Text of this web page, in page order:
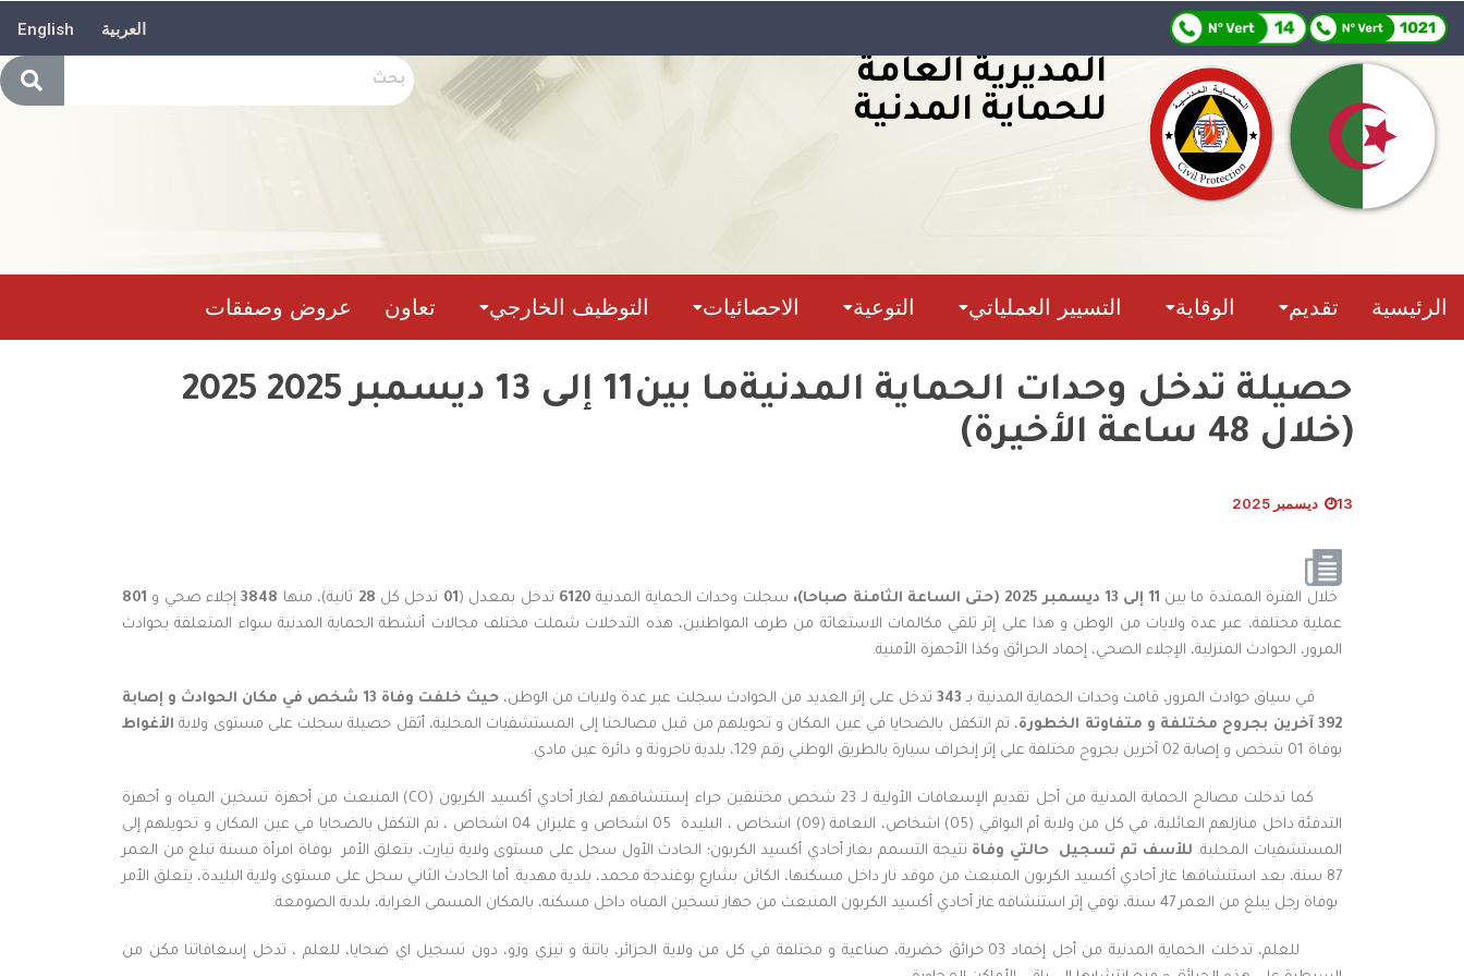
العربية English
المديرية العامة
للحماية المدنية
الرئيسية تقديم الوقاية التسيير العملياتي التوعية الاحصائيات التوظيف الخارجي تعاون عروض وصفقات
حصيلة تدخل وحدات الحماية المدنيةما بين11 إلى 13 ديسمبر 2025 2025
(خلال 48 ساعة الأخيرة)
13 ديسمبر 2025
خلال الفترة الممتدة ما بين 11 إلى 13 ديسمبر 2025 (حتى الساعة الثامنة صباحا)، سجلت وحدات الحماية المدنية 6120 تدخل بمعدل (01 تدخل كل 28 ثانية)، منها 3848إجلاء صحي و 801
عملية مختلفة، عبر عدة ولايات من الوطن و هذا على إثر تلقي مكالمات الاستغاثة من طرف المواطنين، هذه التدخلات شملت مختلف مجالات أنشطة الحماية المدنية سواء المتعلقة بحوادث
المرور، الحوادث المنزلية، الإجلاء الصحي، إخماد الحرائق وكذا الأجهزة الأمنية.
في سياق حوادث المرور، قامت وحدات الحماية المدنية بـ 343تدخل على إثر العديد من الحوادث سجلت عبر عدة ولايات من الوطن،حيث خلفت وفاة 13 شخص في مكان الحوادث و
إصابة
392 آخرين بجروح مختلفة
و متفاوتة الخطورة، تم التكفل بالضحايا في عين المكان و تحويلهم من قبل مصالحنا إلى المستشفيات المحلية، أثقل حصيلة سجلت على مستوى ولاية الأغواط
بوفاة 01 شخص و إصابة 02 آخرين بجروح مختلفة على إثر إنحراف سيارة بالطريق الوطني رقم 129، بلدية تاجرونة و دائرة عين مادي.
كما تدخلت مصالح الحماية المدنية من أجل تقديم الإسعافات الأولية لـ 23 شخص مختنقين جراء إستنشاقهم لغاز أحادي أكسيد الكربون (CO) المنبعث من أجهزة تسخين المياه و أجهزة
التدفئة داخل منازلهم العائلية، في كل من ولاية أم البواقي (05) اشخاص، النعامة (09) اشخاص ، البليدة 05 اشخاص و غليزان 04 اشخاص ، تم التكفل بالضحايا في عين المكان و تحويلهم إلى
المستشفيات المحلية. للأسف تم تسجيل حالتي وفاة نتيجة التسمم بغاز أحادي أكسيد الكربون؛ الحادث الأول سجل على مستوى ولاية تيارت، يتعلق الأمر بوفاة امرأة مسنة تبلغ من العمر
87 سنة، بعد استنشاقها غاز أحادي أكسيد الكربون المنبعث من موقد نار داخل مسكنها، الكائن بشارع بوغندجة محمد، بلدية مهدية. أما الحادث الثاني سجل على مستوى ولاية البليدة، يتعلق الأمر
بوفاة رجل يبلغ من العمر 47 سنة، توفي إثر استنشاقه غاز أحادي أكسيد الكربون المنبعث من جهاز تسخين المياه داخل مسكنه، بالمكان المسمى الغرابة، بلدية الصومعة.
للعلم، تدخلت الحماية المدنية من أجل إخماد 03 حرائق حضرية، صناعية و مختلفة في كل من ولاية الجزائر، باتنة و تيزي وزو، دون تسجيل اي ضحايا، للعلم ، تدخل إسعافاتنا مكن من